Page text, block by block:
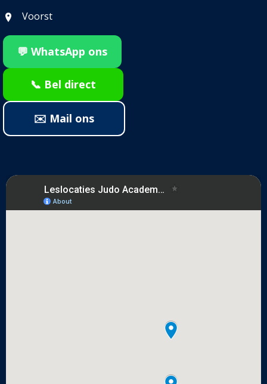
Voorst
💬 WhatsApp ons
📞 Bel direct
✉️ Mail ons